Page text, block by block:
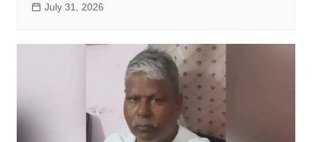
July 31, 2026